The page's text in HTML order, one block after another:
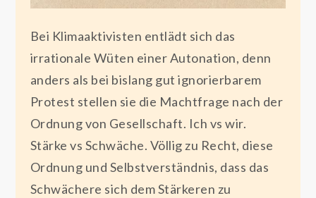
Bei Klimaaktivisten entlädt sich das
irrationale Wüten einer Autonation, denn
anders als bei bislang gut ignorierbarem
Protest stellen sie die Machtfrage nach der
Ordnung von Gesellschaft. Ich vs wir.
Stärke vs Schwäche. Völlig zu Recht, diese
Ordnung und Selbstverständnis, dass das
Schwächere sich dem Stärkeren zu